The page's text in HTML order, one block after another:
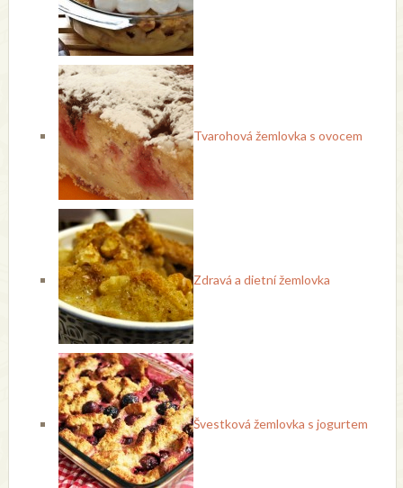
Tvarohová žemlovka s ovocem
Zdravá a dietní žemlovka
Švestková žemlovka s jogurtem